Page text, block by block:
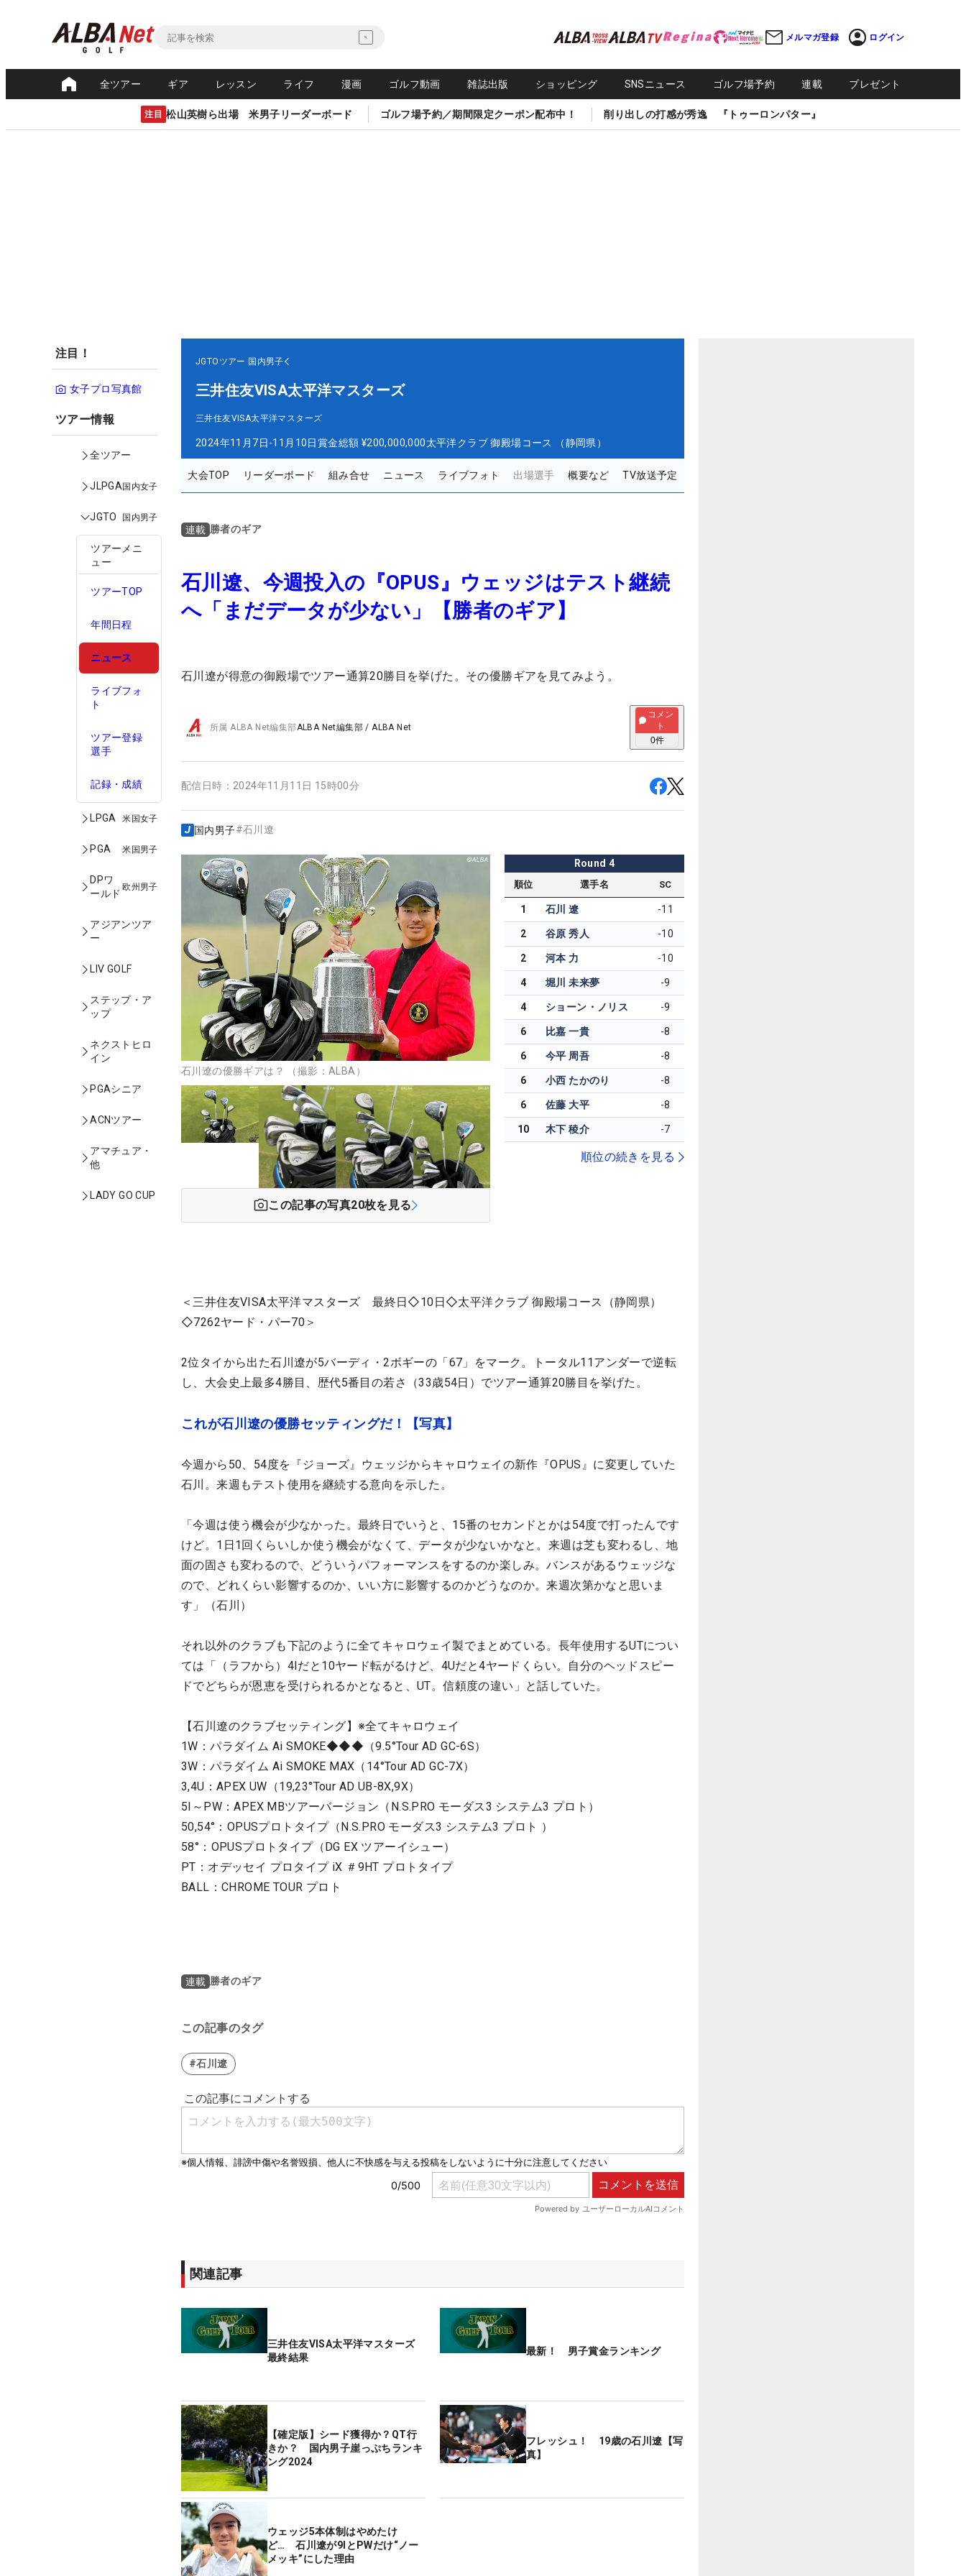
メルマガ登録 ログイン
全ツアー ギア レッスン ライフ 漫画 ゴルフ動画 雑誌出版 ショッピング SNSニュース ゴルフ場予約 連載 プレゼント
注目 松山英樹ら出場 米男子リーダーボード ゴルフ場予約／期間限定クーポン配布中！ 削り出しの打感が秀逸 『トゥーロンパター』
注目！
女子プロ写真館
ツアー情報
全ツアー
JLPGA国内女子
JGTO 国内男子
ツアーメニ
ュー
ツアーTOP
年間日程
ニュース
ライブフォ
ト
ツアー登録
選手
記録・成績
LPGA 米国女子
PGA 米国男子
DPワ
ールド
欧州男子
アジアンツア
ー
LIV GOLF
ステップ・ア
ップ
ネクストヒロ
イン
PGAシニア
ACNツアー
アマチュア・
他
LADY GO CUP
JGTOツアー 国内男子
三井住友VISA太平洋マスターズ
三井住友VISA太平洋マスターズ
2024年11月7日-11月10日賞金総額 ¥200,000,000太平洋クラブ 御殿場コース （静岡県）
大会TOP リーダーボード 組み合せ ニュース ライブフォト 出場選手 概要など TV放送予定
連載 勝者のギア
石川遼、今週投入の『OPUS』ウェッジはテスト継続
へ「まだデータが少ない」【勝者のギア】
石川遼が得意の御殿場でツアー通算20勝目を挙げた。その優勝ギアを見てみよう。
所属ALBA Net編集部ALBA Net編集部 /ALBA Net
コメン
ト
0件
配信日時： 2024年11月11日 15時00分
国内男子#石川遼
石川遼の優勝ギアは？ （撮影：ALBA）
この記事の写真20枚を見る
Round 4
順位 選手名 SC
1 石川 遼 -11
2 谷原 秀人 -10
2 河本 力 -10
4 堀川 未来夢 -9
4 ショーン・ノリス -9
6 比嘉 一貴 -8
6 今平 周吾 -8
6 小西 たかのり -8
6 佐藤 大平 -8
10 木下 稜介 -7
順位の続きを見る
＜三井住友VISA太平洋マスターズ 最終日◇10日◇太平洋クラブ 御殿場コース（静岡県）
◇7262ヤード・パー70＞
2位タイから出た石川遼が5バーディ・2ボギーの「67」をマーク。トータル11アンダーで逆転
し、大会史上最多4勝目、歴代5番目の若さ（33歳54日）でツアー通算20勝目を挙げた。
これが石川遼の優勝セッティングだ！【写真】
今週から50、54度を『ジョーズ』ウェッジからキャロウェイの新作『OPUS』に変更していた
石川。来週もテスト使用を継続する意向を示した。
「今週は使う機会が少なかった。最終日でいうと、15番のセカンドとかは54度で打ったんです
けど。1日1回くらいしか使う機会がなくて、データが少ないかなと。来週は芝も変わるし、地
面の固さも変わるので、どういうパフォーマンスをするのか楽しみ。バンスがあるウェッジな
ので、どれくらい影響するのか、いい方に影響するのかどうなのか。来週次第かなと思いま
す」（石川）
それ以外のクラブも下記のように全てキャロウェイ製でまとめている。長年使用するUTについ
ては「（ラフから）4Iだと10ヤード転がるけど、4Uだと4ヤードくらい。自分のヘッドスピー
ドでどちらが恩恵を受けられるかとなると、UT。信頼度の違い」と話していた。
【石川遼のクラブセッティング】※全てキャロウェイ
1W：パラダイム Ai SMOKE◆◆◆（9.5°Tour AD GC-6S）
3W：パラダイム Ai SMOKE MAX（14°Tour AD GC-7X）
3,4U：APEX UW（19,23°Tour AD UB-8X,9X）
5I～PW：APEX MBツアーバージョン（N.S.PRO モーダス3 システム3 プロト）
50,54°：OPUSプロトタイプ（N.S.PRO モーダス3 システム3 プロト ）
58°：OPUSプロトタイプ（DG EX ツアーイシュー）
PT：オデッセイ プロタイプ iX ＃9HT プロトタイプ
BALL：CHROME TOUR プロト
連載 勝者のギア
この記事のタグ
#石川遼
関連記事
三井住友VISA太平洋マスターズ
最終結果
最新！ 男子賞金ランキング
【確定版】シード獲得か？QT行
きか？ 国内男子崖っぷちランキ
ング2024
フレッシュ！ 19歳の石川遼【写
真】
ウェッジ5本体制はやめたけ
ど… 石川遼が9IとPWだけ“ノー
メッキ”にした理由